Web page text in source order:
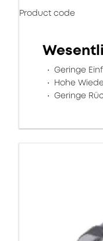
Product code
Geringe
Hohe
Geringe